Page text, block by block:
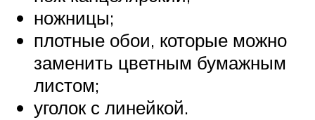
ножницы;
плотные обои, которые можно
заменить цветным бумажным
листом;
уголок с линейкой.